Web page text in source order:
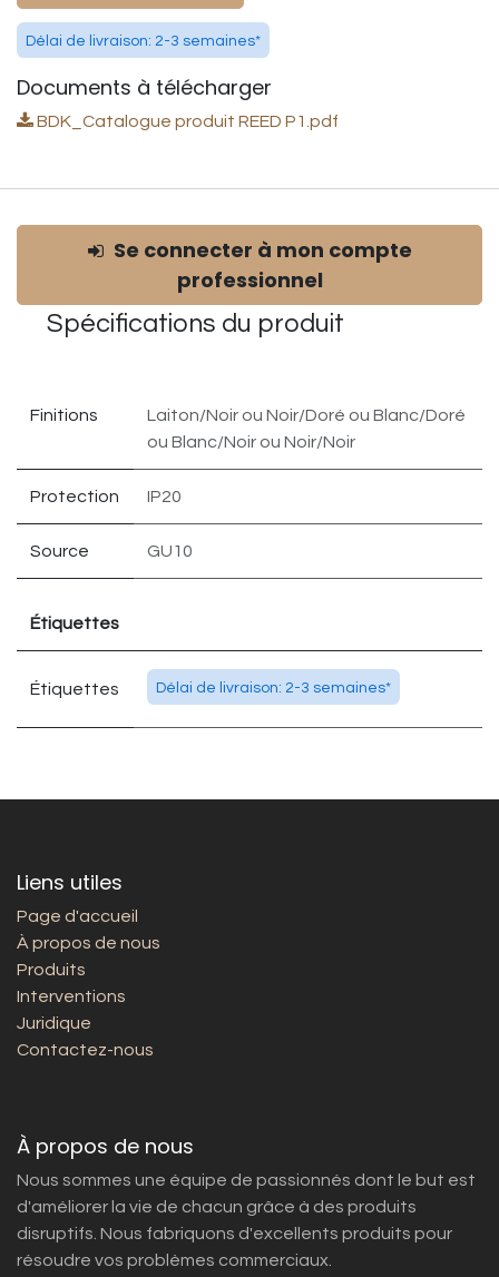
Délai de livraison: 2-3 semaines*
Documents à télécharger
BDK_Catalogue produit REED P1.pdf
Se connecter à mon compte
professionnel
Spécifications du produit
Finitions Laiton/Noir ou Noir/Doré ou Blanc/Doré
ou Blanc/Noir ou Noir/Noir
Protection IP20
Source GU10
Étiquettes
Étiquettes Délai de livraison: 2-3 semaines*
Liens utiles
Page d'accueil
À propos de nous
Produits
Interventions
Juridique
Contactez-nous
À propos de nous
Nous sommes une équipe de passionnés dont le but est
d'améliorer la vie de chacun grâce à des produits
disruptifs. Nous fabriquons d'excellents produits pour
résoudre vos problèmes commerciaux.